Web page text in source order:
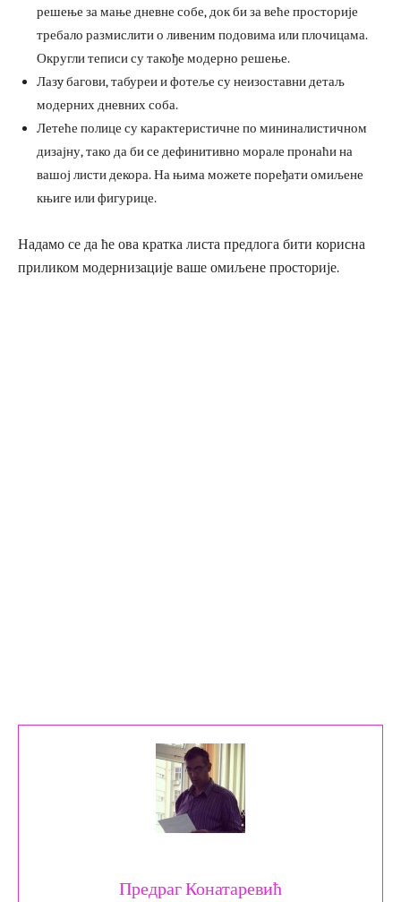
решење за мање дневне собе, док би за веће просторије
требало размислити о ливеним подовима или плочицама.
Округли теписи су такође модерно решење.
Лазy багови, табуреи и фотеље су неизоставни детаљ
модерних дневних соба.
Летеће полице су карактеристичне по мининалистичном
дизајну, тако да би се дефинитивно морале пронаћи на
вашој листи декора. На њима можете поређати омиљене
књиге или фигурице.
Надамо се да ће ова кратка листа предлога бити корисна
приликом модернизације ваше омиљене просторије.
Предраг Конатаревић